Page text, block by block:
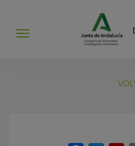
Abrir